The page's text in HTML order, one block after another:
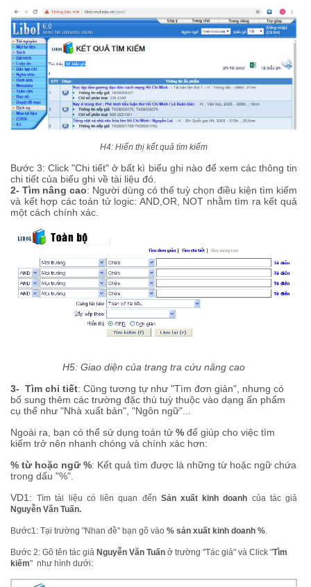
H4: Hiển thị kết quả tìm kiếm
Bước 3: Click "Chi tiết" ở bất kì biểu ghi nào để xem các thông tin
chi tiết của biểu ghi về tài liệu đó.
2- Tìm nâng cao: Người dùng có thể tuỳ chọn điều kiện tìm kiếm
và kết hợp các toán tử logic: AND,OR, NOT nhằm tìm ra kết quả
một cách chính xác.
H5: Giao diện của trang tra cứu nâng cao
3- Tìm chi tiết: Cũng tương tự như "Tìm đơn giản", nhưng có
bổ sung thêm các trường đặc thù tuỳ thuộc vào dạng ấn phẩm
cụ thể như "Nhà xuất bản", "Ngôn ngữ"...
Ngoài ra, bạn có thể sử dụng toán tử % để giúp cho việc tìm
kiếm trở nên nhanh chóng và chính xác hơn:
% từ hoặc ngữ %: Kết quả tìm được là những từ hoặc ngữ chứa
trong dấu "%".
VD1:Tìm tài liệu có liên quan đến Sản xuất kinh doanh của tác giả
Nguyễn Văn Tuấn.
Bước1: Tại trường "Nhan đề" bạn gõ vào % sản xuất kinh doanh %.
Bước 2: Gõ tên tác giả Nguyễn Văn Tuấn ở trường "Tác giả" và Click "Tìm
kiếm" như hình dưới: